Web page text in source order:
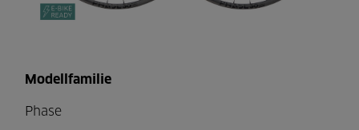
Modellfamilie
Phase